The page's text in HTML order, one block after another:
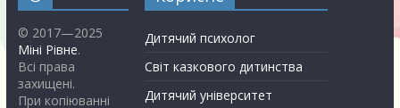
© 2017—2025
Міні Рівне.
Всі права
захищені.
При копіюванні
Дитячий психолог
Світ казкового дитинства
Дитячий університет